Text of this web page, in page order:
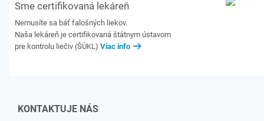
Sme certifikovaná lekáreň
Nemusíte sa báť falošných liekov.
Naša lekáreň je certifikovaná štátnym ústavom
pre kontrolu liečiv (ŠÚKL) Viac info
KONTAKTUJE NÁS